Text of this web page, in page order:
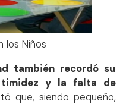
los Niños
también recordó su
timidez y la falta de
que, siendo pequeño,